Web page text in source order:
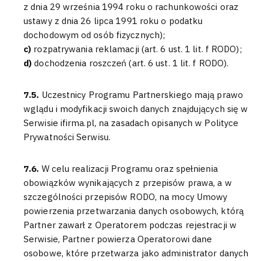
z dnia 29 września 1994 roku o rachunkowości oraz
ustawy z dnia 26 lipca 1991 roku o podatku
dochodowym od osób fizycznych);
c) rozpatrywania reklamacji (art. 6 ust. 1 lit. f RODO);
d)dochodzenia roszczeń (art. 6 ust. 1 lit. f RODO).
7.5. Uczestnicy Programu Partnerskiego mają prawo
wglądu i modyfikacji swoich danych znajdujących się w
Serwisie ifirma.pl, na zasadach opisanych w Polityce
Prywatności Serwisu.
7.6. W celu realizacji Programu oraz spełnienia
obowiązków wynikających z przepisów prawa, a w
szczególności przepisów RODO, na mocy Umowy
powierzenia przetwarzania danych osobowych, którą
Partner zawarł z Operatorem podczas rejestracji w
Serwisie, Partner powierza Operatorowi dane
osobowe, które przetwarza jako administrator danych